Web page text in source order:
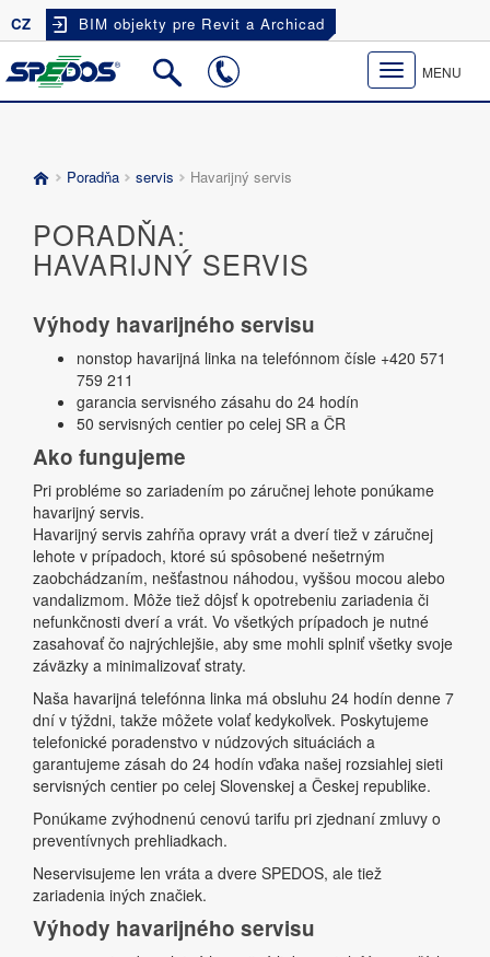
CZ BIM objekty pre Revit a Archicad
Toggle
navigation
MENU
Poradňa servis Havarijný servis
PORADŇA:
HAVARIJNÝ SERVIS
Výhody havarijného servisu
nonstop havarijná linka na telefónnom čísle +420 571
759 211
garancia servisného zásahu do 24 hodín
50 servisných centier po celej SR a ČR
Ako fungujeme
Pri probléme so zariadením po záručnej lehote ponúkame
havarijný servis.
Havarijný servis zahŕňa opravy vrát a dverí tiež v záručnej
lehote v prípadoch, ktoré sú spôsobené nešetrným
zaobchádzaním, nešťastnou náhodou, vyššou mocou alebo
vandalizmom. Môže tiež dôjsť k opotrebeniu zariadenia či
nefunkčnosti dverí a vrát. Vo všetkých prípadoch je nutné
zasahovať čo najrýchlejšie, aby sme mohli splniť všetky svoje
záväzky a minimalizovať straty.
Naša havarijná telefónna linka má obsluhu 24 hodín denne 7
dní v týždni, takže môžete volať kedykoľvek. Poskytujeme
telefonické poradenstvo v núdzových situáciách a
garantujeme zásah do 24 hodín vďaka našej rozsiahlej sieti
servisných centier po celej Slovenskej a Českej republike.
Ponúkame zvýhodnenú cenovú tarifu pri zjednaní zmluvy o
preventívnych prehliadkach.
Neservisujeme len vráta a dvere SPEDOS, ale tiež
zariadenia iných značiek.
Výhody havarijného servisu